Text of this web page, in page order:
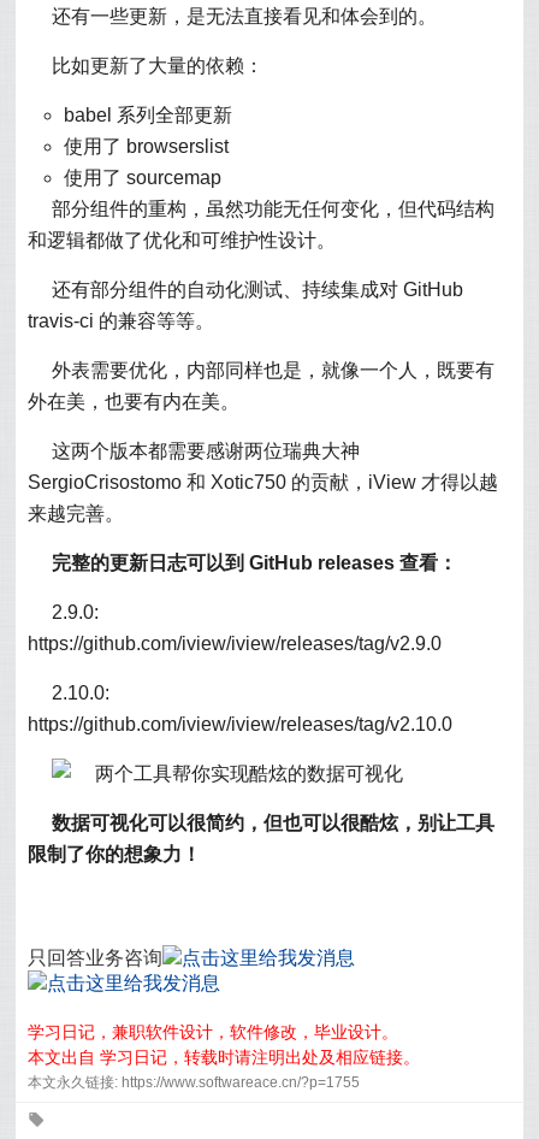
还有一些更新，是无法直接看见和体会到的。
比如更新了大量的依赖：
babel 系列全部更新
使用了 browserslist
使用了 sourcemap
部分组件的重构，虽然功能无任何变化，但代码结构
和逻辑都做了优化和可维护性设计。
还有部分组件的自动化测试、持续集成对 GitHub
travis-ci 的兼容等等。
外表需要优化，内部同样也是，就像一个人，既要有
外在美，也要有内在美。
这两个版本都需要感谢两位瑞典大神
SergioCrisostomo 和 Xotic750 的贡献，iView 才得以越
来越完善。
完整的更新日志可以到 GitHub releases 查看：
2.9.0:
https://github.com/iview/iview/releases/tag/v2.9.0
2.10.0:
https://github.com/iview/iview/releases/tag/v2.10.0
数据可视化可以很简约，但也可以很酷炫， 别让工具
限制了你的想象力！
只回答业务咨询
学习日记，兼职软件设计，软件修改，毕业设计。
本文出自 学习日记，转载时请注明出处及相应链接。
本文永久链接: https://www.softwareace.cn/?p=1755
0